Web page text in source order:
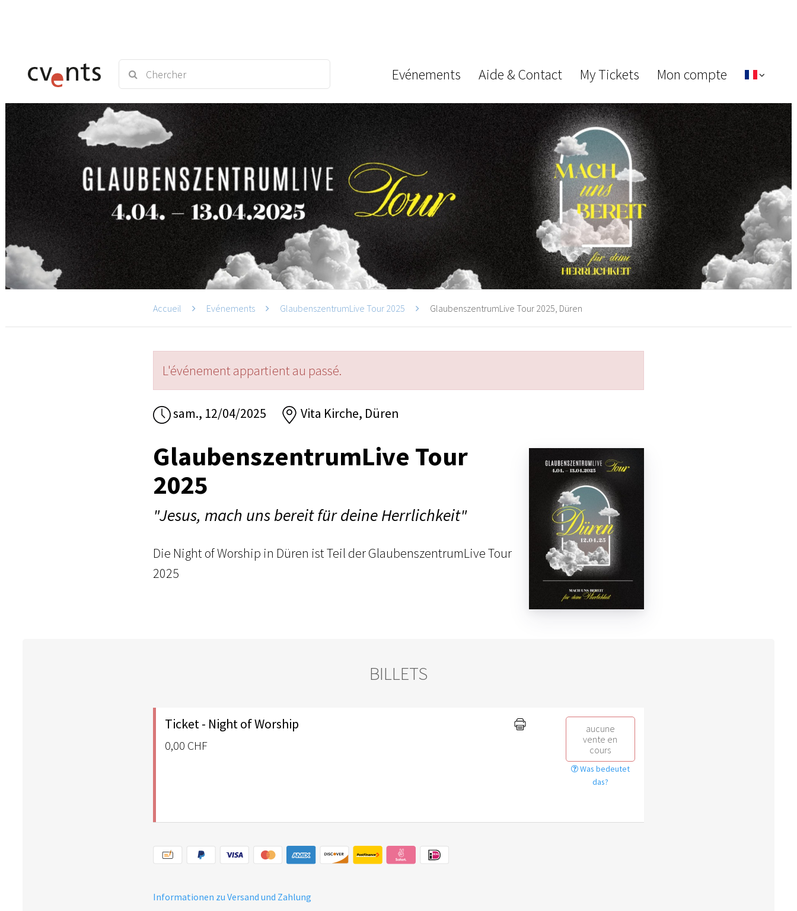
Evénements Aide & Contact My Tickets Mon compte
Accueil Evénements GlaubenszentrumLive Tour 2025 GlaubenszentrumLive Tour 2025, Düren
L'événement appartient au passé.
sam., 12/04/2025 Vita Kirche, Düren
GlaubenszentrumLive Tour
2025
"Jesus, mach uns bereit für deine Herrlichkeit"
Die Night of Worship in Düren ist Teil der GlaubenszentrumLive Tour
2025
BILLETS
Ticket - Night of Worship
0,00 CHF
aucune
vente en
cours
Was bedeutet
das?
Informationen zu Versand und Zahlung